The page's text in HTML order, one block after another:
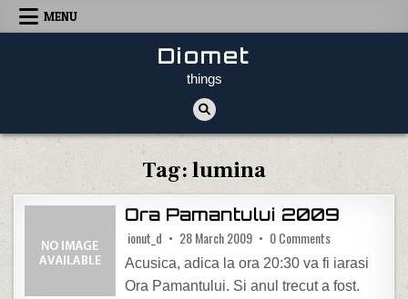
Skip to content
MENU
Diomet
things
Tag:lumina
Ora Pamantului 2009
ionut_d 28 March 2009 0 Commentson Ora
Acusica, adica la ora 20:30 va fi iarasi
Ora Pamantului. Si anul trecut a fost.